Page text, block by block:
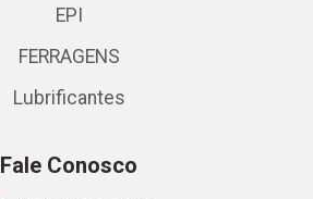
EPI
FERRAGENS
Lubrificantes
Fale Conosco